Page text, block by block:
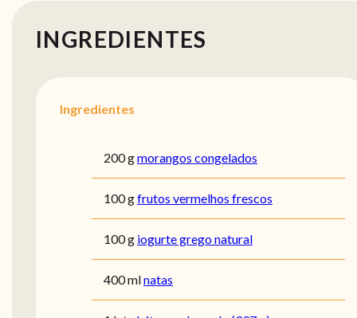
INGREDIENTES
Ingredientes
200 gmorangos congelados
100 gfrutos vermelhos frescos
100 g iogurte grego natural
400 mlnatas